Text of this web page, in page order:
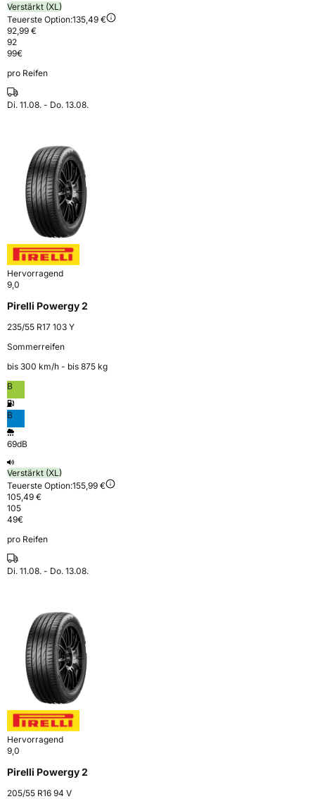
Verstärkt (XL)
Teuerste Option:135,49 €
92,99 €
92
99€
pro Reifen
Di. 11.08. - Do. 13.08.
Hervorragend
9,0
Pirelli Powergy 2
235/55 R17 103 Y
Sommerreifen
bis 300 km⁠/⁠h - bis 875 kg
B
B
69dB
Verstärkt (XL)
Teuerste Option:155,99 €
105,49 €
105
49€
pro Reifen
Di. 11.08. - Do. 13.08.
Hervorragend
9,0
Pirelli Powergy 2
205/55 R16 94 V